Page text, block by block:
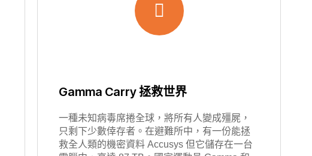
Gamma Carry 拯救世界
一種未知病毒席捲全球，將所有人變成殭屍，
只剩下少數倖存者。在避難所中，有一份能拯
救全人類的機密資料 Accusys 但它儲存在一台